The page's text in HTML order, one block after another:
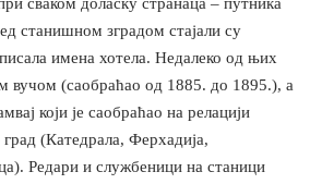
сваком доласку странаца – путника
станишном зградом стајали су
имена хотела. Недалеко од њих
вучом (саобраћао од 1885. до 1895.), а
који је саобраћао на релацији
(Катедрала, Ферхадија,
Редари и службеници на станици